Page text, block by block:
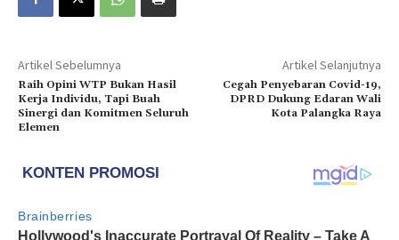
Artikel Sebelumnya
Raih Opini WTP Bukan Hasil
Kerja Individu, Tapi Buah
Sinergi dan Komitmen Seluruh
Elemen
Artikel Selanjutnya
Cegah Penyebaran Covid-19,
DPRD Dukung Edaran Wali
Kota Palangka Raya